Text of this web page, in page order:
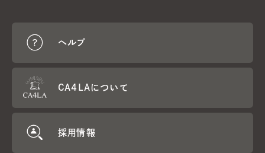
ヘルプ
CA4LAについて
採用情報